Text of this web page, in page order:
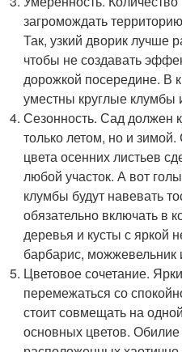
загромождать
Так, узкий дворик лучше
чтобы не создавать
дорожкой посередине. В
уместны круглые клумбы
Сезонность. Сад должен
только летом, но и
цвета осенних листьев
любой участок. А вот
клумбы будут навевать
обязательно включать в
деревья и кусты с яркой
барбарис, можжевельник
Цветовое сочетание.
перемежаться со
стоит совмещать на
основных цветов.